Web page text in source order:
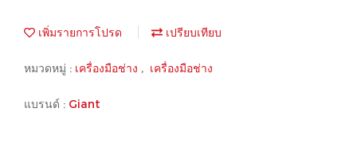
เพิ่มรายการโปรด เปรียบเทียบ
หมวดหมู่ : เครื่องมือช่าง , เครื่องมือช่าง
แบรนด์ : Giant